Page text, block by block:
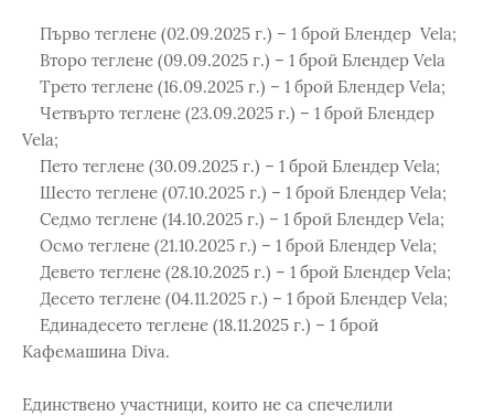
Първо теглене (02.09.2025 г.) – 1 брой Блендер Vela;
Второ теглене (09.09.2025 г.) – 1 брой Блендер Vela
Трето теглене (16.09.2025 г.) – 1 брой Блендер Vela;
Четвърто теглене (23.09.2025 г.) – 1 брой Блендер
Vela;
Пето теглене (30.09.2025 г.) – 1 брой Блендер Vela;
Шесто теглене (07.10.2025 г.) – 1 брой Блендер Vela;
Седмо теглене (14.10.2025 г.) – 1 брой Блендер Vela;
Осмо теглене (21.10.2025 г.) – 1 брой Блендер Vela;
Девето теглене (28.10.2025 г.) – 1 брой Блендер Vela;
Десето теглене (04.11.2025 г.) – 1 брой Блендер Vela;
Единадесето теглене (18.11.2025 г.) – 1 брой
Кафемашина Diva.
Единствено участници, които не са спечелили